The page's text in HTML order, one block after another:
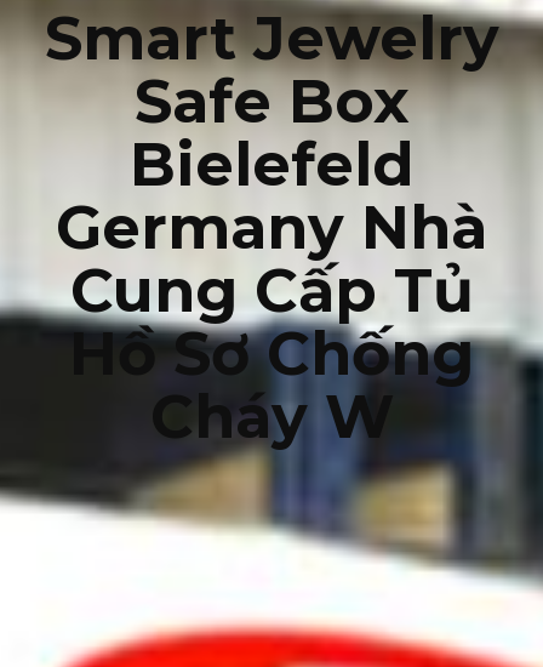
Smart Jewelry
Safe Box
Bielefeld
Germany Nhà
Cung Cấp Tủ
Hồ Sơ Chống
Cháy W